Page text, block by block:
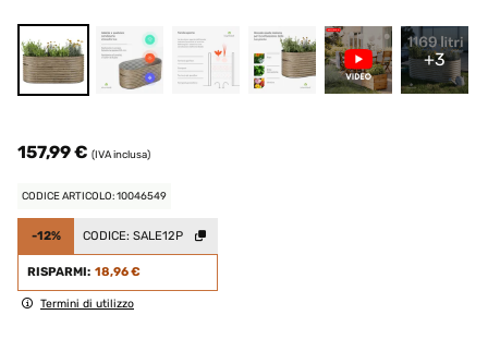
+3
157,99 € (IVA inclusa)
CODICE ARTICOLO: 10046549
-12% CODICE: SALE12P
RISPARMI: 18,96 €
Termini di utilizzo